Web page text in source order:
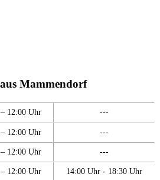
Mammendorf
12:00 Uhr ---
12:00 Uhr ---
12:00 Uhr ---
12:00 Uhr 14:00 Uhr - 18:30 Uhr